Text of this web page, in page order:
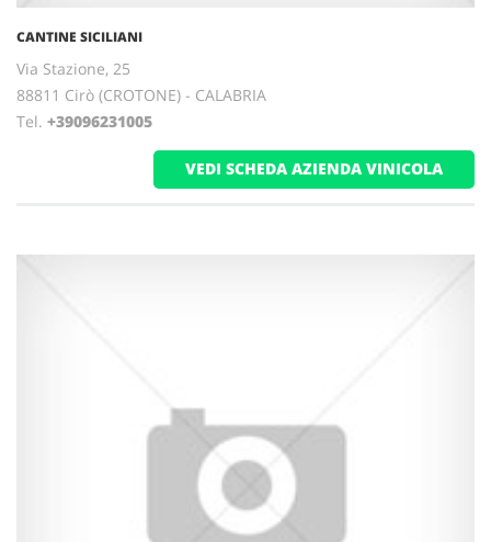
CANTINE SICILIANI
Via Stazione, 25
88811 Cirò (CROTONE) - CALABRIA
Tel. +39096231005
VEDI SCHEDA AZIENDA VINICOLA